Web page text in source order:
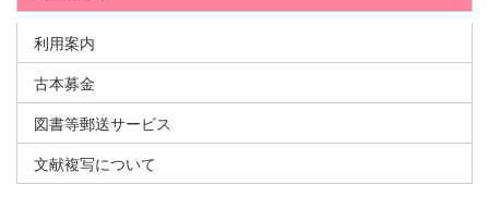
利用案内
古本募金
図書等郵送サービス
文献複写について